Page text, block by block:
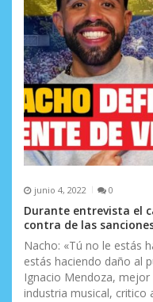
e
n
t
r
a
d
a
s
junio 4, 2022 0
Durante entrevista el
contra de las
Nacho: «Tú no le estás
estás haciendo daño al
Ignacio Mendoza,
industria musical, critico